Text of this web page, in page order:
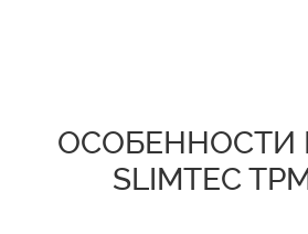
ОСОБЕННОСТИ
SLIMTEC